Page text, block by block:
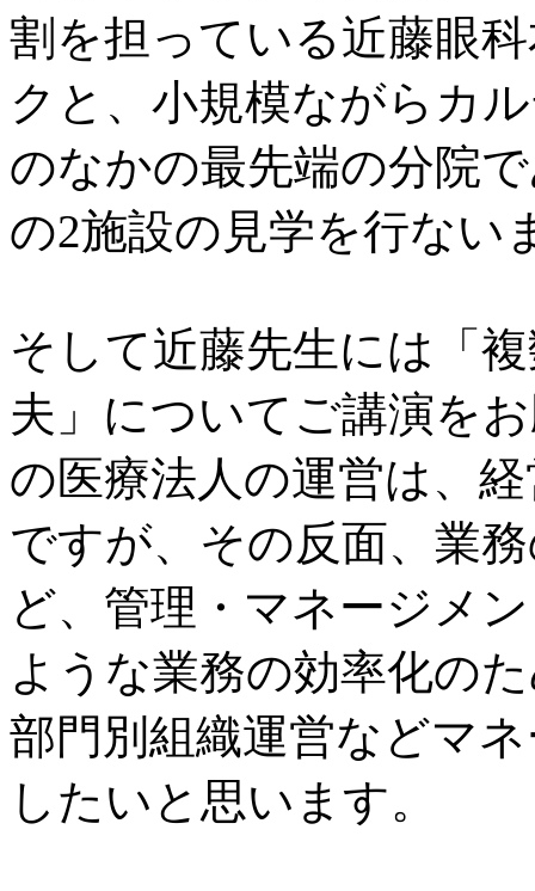
割を担っている近藤眼
クと、小規模ながらカ
のなかの最先端の分院
の2施設の見学を行ない
そして近藤先生には「
夫」についてご講演を
の医療法人の運営は、
ですが、その反面、業
ど、管理・マネージメ
ような業務の効率化の
部門別組織運営などマ
したいと思います。